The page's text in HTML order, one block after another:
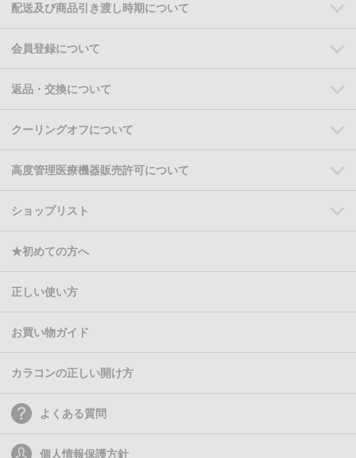
配送及び商品引き渡し時期について
会員登録について
返品・交換について
クーリングオフについて
高度管理医療機器販売許可について
ショップリスト
★初めての方へ
正しい使い方
お買い物ガイド
カラコンの正しい開け方
よくある質問
個人情報保護方針